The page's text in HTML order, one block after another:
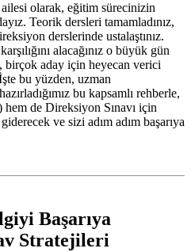
olarak, eğitim sürecinizin
Teorik dersleri tamamladınız,
derslerinde ustalaştınız.
alacağınız o büyük gün
birçok aday için heyecan verici
bu yüzden, uzman
bu kapsamlı rehberle,
de Direksiyon Sınavı için
ve sizi adım adım başarıya
Başarıya
Stratejileri